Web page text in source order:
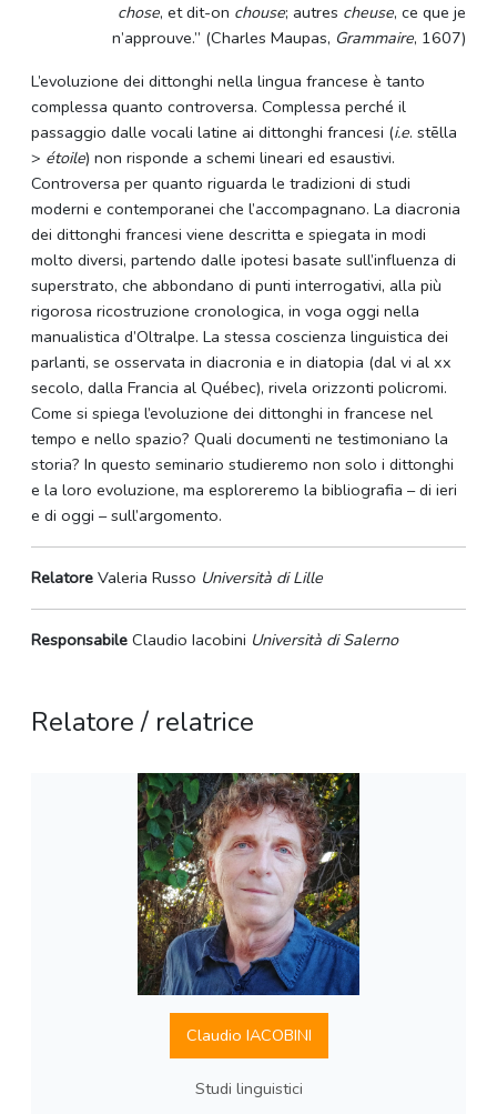
chose, et dit-on chouse; autres cheuse, ce que je
n’approuve.” (Charles Maupas, Grammaire, 1607)
L’evoluzione dei dittonghi nella lingua francese è tanto
complessa quanto controversa. Complessa perché il
passaggio dalle vocali latine ai dittonghi francesi (i.e. stēlla
> étoile) non risponde a schemi lineari ed esaustivi.
Controversa per quanto riguarda le tradizioni di studi
moderni e contemporanei che l’accompagnano. La diacronia
dei dittonghi francesi viene descritta e spiegata in modi
molto diversi, partendo dalle ipotesi basate sull’influenza di
superstrato, che abbondano di punti interrogativi, alla più
rigorosa ricostruzione cronologica, in voga oggi nella
manualistica d’Oltralpe. La stessa coscienza linguistica dei
parlanti, se osservata in diacronia e in diatopia (dal vi al xx
secolo, dalla Francia al Québec), rivela orizzonti policromi.
Come si spiega l’evoluzione dei dittonghi in francese nel
tempo e nello spazio? Quali documenti ne testimoniano la
storia? In questo seminario studieremo non solo i dittonghi
e la loro evoluzione, ma esploreremo la bibliografia – di ieri
e di oggi – sull’argomento.
Relatore Valeria Russo Università di Lille
Responsabile Claudio Iacobini Università di Salerno
Relatore / relatrice
Claudio IACOBINI
Studi linguistici